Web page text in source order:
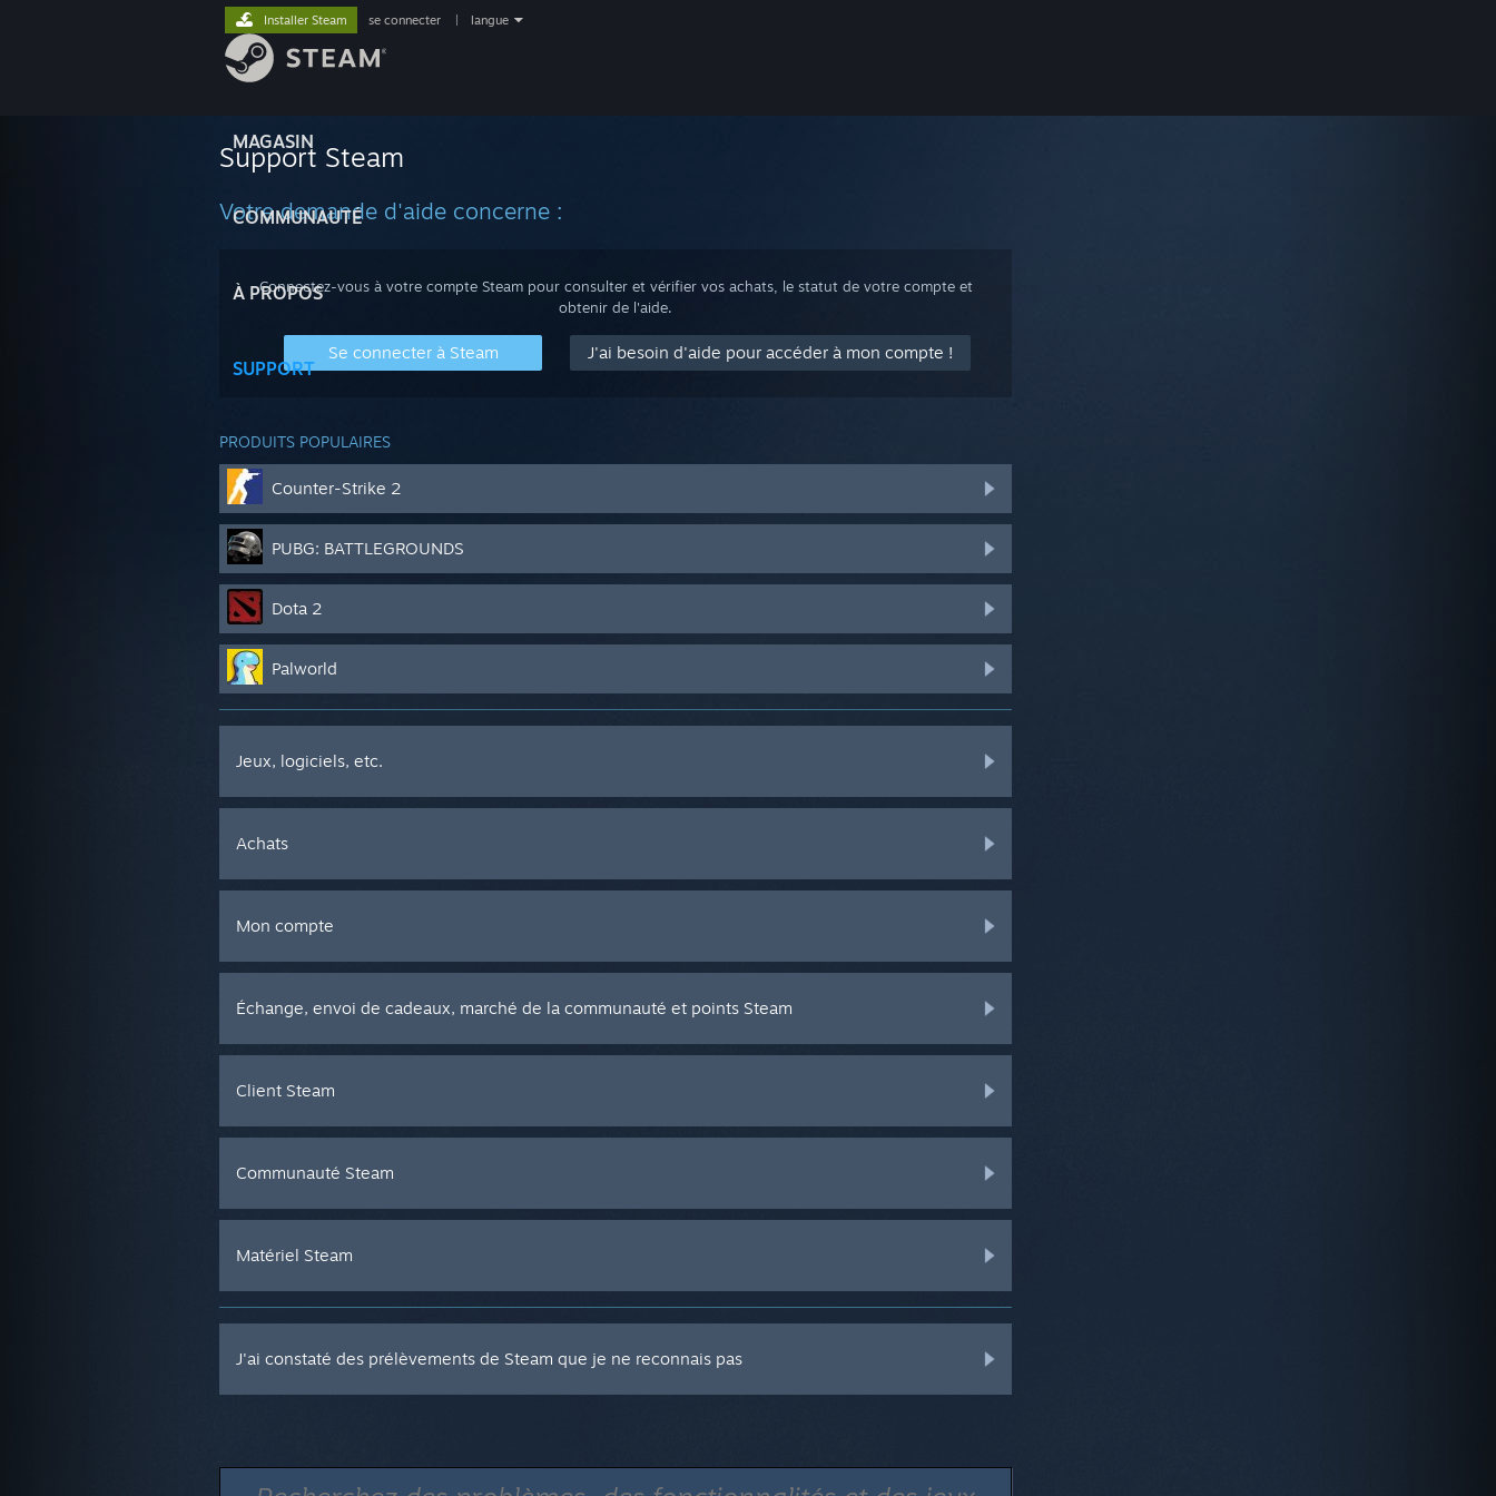
MAGASIN
COMMUNAUTÉ
À PROPOS
SUPPORT
Installer Steam se connecter langue
Support Steam
Votre demande d'aide concerne :
Connectez-vous à votre compte Steam pour consulter et vérifier vos achats, le statut de votre compte et
obtenir de l'aide.
Se connecter à Steam J'ai besoin d'aide pour accéder à mon compte !
PRODUITS POPULAIRES
Counter-Strike 2
PUBG: BATTLEGROUNDS
Dota 2
Palworld
Jeux, logiciels, etc.
Achats
Mon compte
Échange, envoi de cadeaux, marché de la communauté et points Steam
Client Steam
Communauté Steam
Matériel Steam
J'ai constaté des prélèvements de Steam que je ne reconnais pas